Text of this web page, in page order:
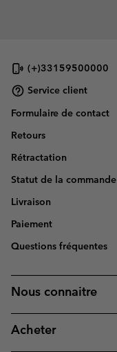
(+)33159500000
Service client
Formulaire de contact
Retours
Rétractation
Statut de la commande
Livraison
Paiement
Questions fréquentes
Nous connaitre
Acheter